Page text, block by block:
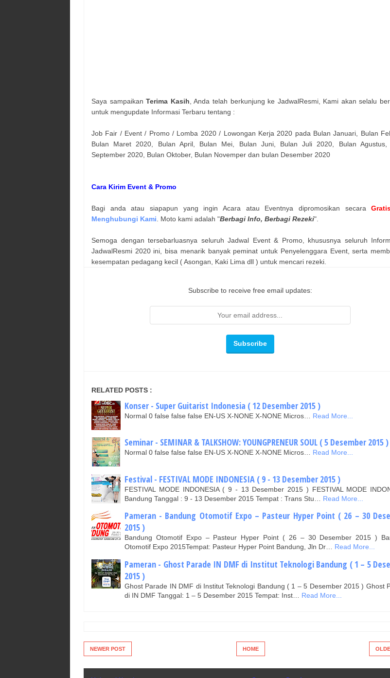
Saya sampaikanTerima Kasih , Anda telah berkunjung ke JadwalResmi, Kami akan selalu
untuk mengupdate Informasi Terbaru tentang :
Job Fair / Event / Promo / Lomba 2020 / Lowongan Kerja 2020 pada Bulan Januari, Bulan
Bulan Maret 2020, Bulan April, Bulan Mei, Bulan Juni, Bulan Juli 2020, Bulan Agustus,
September 2020, Bulan Oktober, Bulan Novemper dan bulan Desember 2020
Cara Kirim Event & Promo
Bagi anda atau siapapun yang ingin Acara atau Eventnya dipromosikan secara
Menghubungi Kami . Moto kami adalah "Berbagi Info, Berbagi Rezeki".
Semoga dengan tersebarluasnya seluruh Jadwal Event & Promo, khususnya seluruh
JadwalResmi 2020 ini, bisa menarik banyak peminat untuk Penyelenggara Event, serta
kesempatan pedagang kecil ( Asongan, Kaki Lima dll ) untuk mencari rezeki.
Subscribe to receive free email updates:
RELATED POSTS :
Konser - Super Guitarist Indonesia ( 12 Desember 2015 )
Normal 0 false false false EN-US X-NONE X-NONE Micros… Read More...
Seminar - SEMINAR & TALKSHOW: YOUNGPRENEUR SOUL ( 5 Desember 2015 )
Normal 0 false false false EN-US X-NONE X-NONE Micros… Read More...
Festival - FESTIVAL MODE INDONESIA ( 9 - 13 Desember 2015 )
FESTIVAL MODE INDONESIA ( 9 - 13 Desember 2015 ) FESTIVAL MODE
Bandung Tanggal : 9 - 13 Desember 2015 Tempat : Trans Stu…
Read More...
Pameran - Bandung Otomotif Expo – Pasteur Hyper Point ( 26 – 30
2015 )
Bandung Otomotif Expo – Pasteur Hyper Point ( 26 – 30 Desember 2015 )
Otomotif Expo 2015Tempat: Pasteur Hyper Point Bandung, Jln Dr…
Read More...
Pameran - Ghost Parade IN DMF di Institut Teknologi Bandung ( 1 – 5
2015 )
Ghost Parade IN DMF di Institut Teknologi Bandung ( 1 – 5 Desember 2015 ) Ghost
di IN DMF Tanggal: 1 – 5 Desember 2015 Tempat: Inst…
Read More...
NEWER POST HOME